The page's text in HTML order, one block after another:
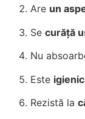
Are un
Se curăță
Nu
Este igienic
Rezistă la